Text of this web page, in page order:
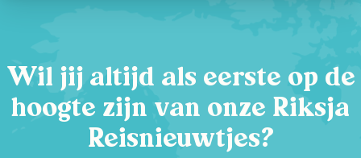
Wil jij altijd als eerste op de
hoogte zijn van onze Riksja
Reisnieuwtjes?